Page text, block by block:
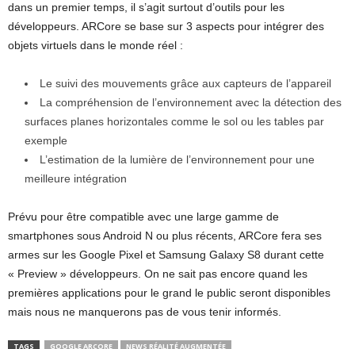
dans un premier temps, il s’agit surtout d’outils pour les
développeurs. ARCore se base sur 3 aspects pour intégrer des
objets virtuels dans le monde réel :
Le suivi des mouvements grâce aux capteurs de l’appareil
La compréhension de l’environnement avec la détection des
surfaces planes horizontales comme le sol ou les tables par
exemple
L’estimation de la lumière de l’environnement pour une
meilleure intégration
Prévu pour être compatible avec une large gamme de
smartphones sous Android N ou plus récents, ARCore fera ses
armes sur les Google Pixel et Samsung Galaxy S8 durant cette
« Preview » développeurs. On ne sait pas encore quand les
premières applications pour le grand le public seront disponibles
mais nous ne manquerons pas de vous tenir informés.
TAGS GOOGLE ARCORE NEWS RÉALITÉ AUGMENTÉE